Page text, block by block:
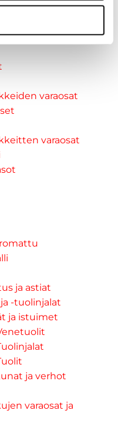
ja silmukkapultit/-
varaosat
varaosat
ja astiat
-tuolinjalat
ja istuimet
ja verhot
varaosat ja